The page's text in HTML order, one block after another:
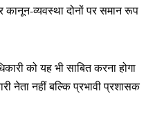
व्यवस्था दोनों पर समान रूप
को यह भी साबित करना होगा
नेता नहीं बल्कि प्रभावी प्रशासक